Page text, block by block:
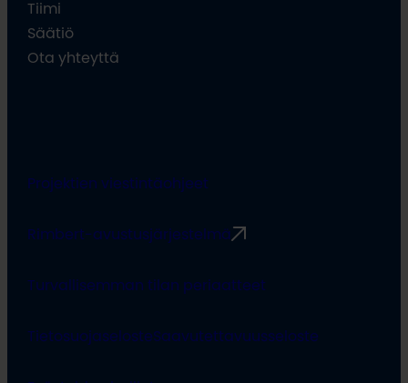
Tiimi
Säätiö
Ota yhteyttä
Projektien viestintäohjeet
Rimbert-avustusjärjestelmä
Turvallisemman tilan periaatteet
TietosuojaselosteSaavutettavuusseloste